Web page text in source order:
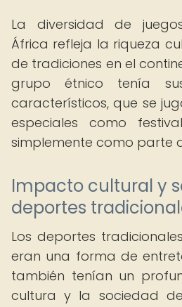
La diversidad de
África refleja la riqueza
de tradiciones en el
grupo étnico tenía
característicos, que se
especiales como
simplemente como parte
Impacto cultural y
deportes
Los deportes
eran una forma de
también tenían un
cultura y la sociedad